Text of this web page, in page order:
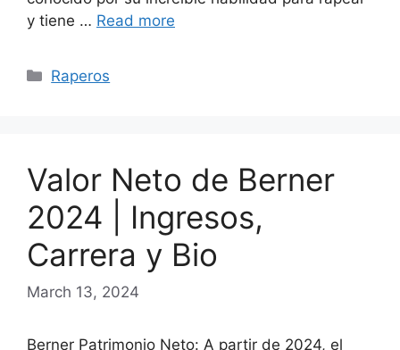
y tiene … Read more
Categories
Raperos
Valor Neto de Berner
2024 | Ingresos,
Carrera y Bio
March 13, 2024
Berner Patrimonio Neto: A partir de 2024, el